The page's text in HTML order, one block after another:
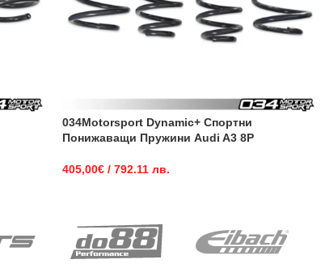
034Motorsport Dynamic+ Спортни
Понижаващи Пружини Audi A3 8P
405,00€ / 792.11 лв.